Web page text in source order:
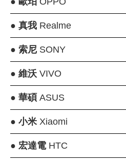
● 真我Realme
● 索尼SONY
● 維沃VIVO
● 華碩 ASUS
● 小米Xiaomi
● 宏達電HTC